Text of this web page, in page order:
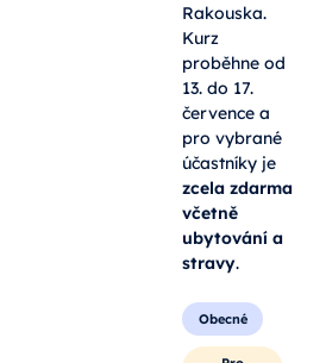
Rakouska.
Kurz
proběhne od
13. do 17.
července a
pro vybrané
účastníky je
zcela zdarma
včetně
ubytování a
stravy.
Obecné